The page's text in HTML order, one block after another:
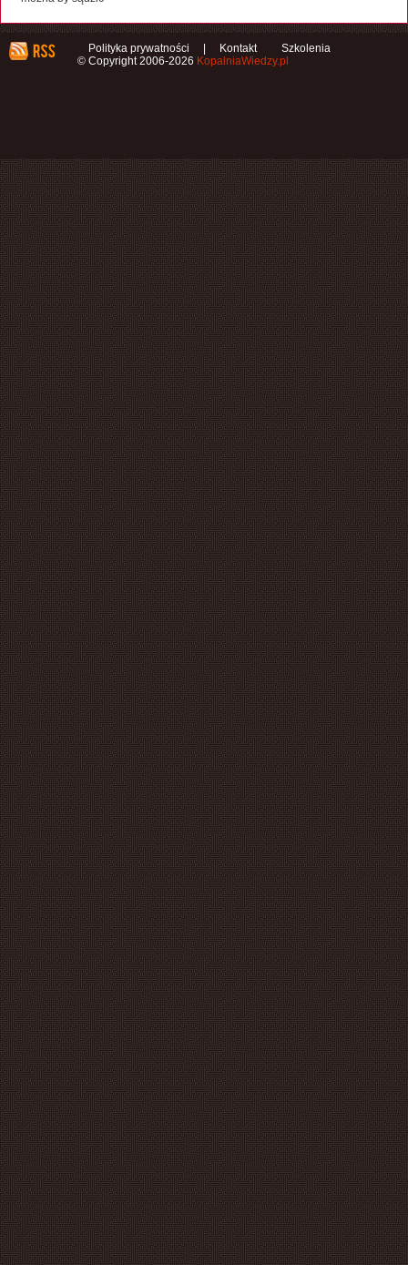
Polityka prywatności Kontakt
Szkolenia
© Copyright 2006-2026 KopalniaWiedzy.pl